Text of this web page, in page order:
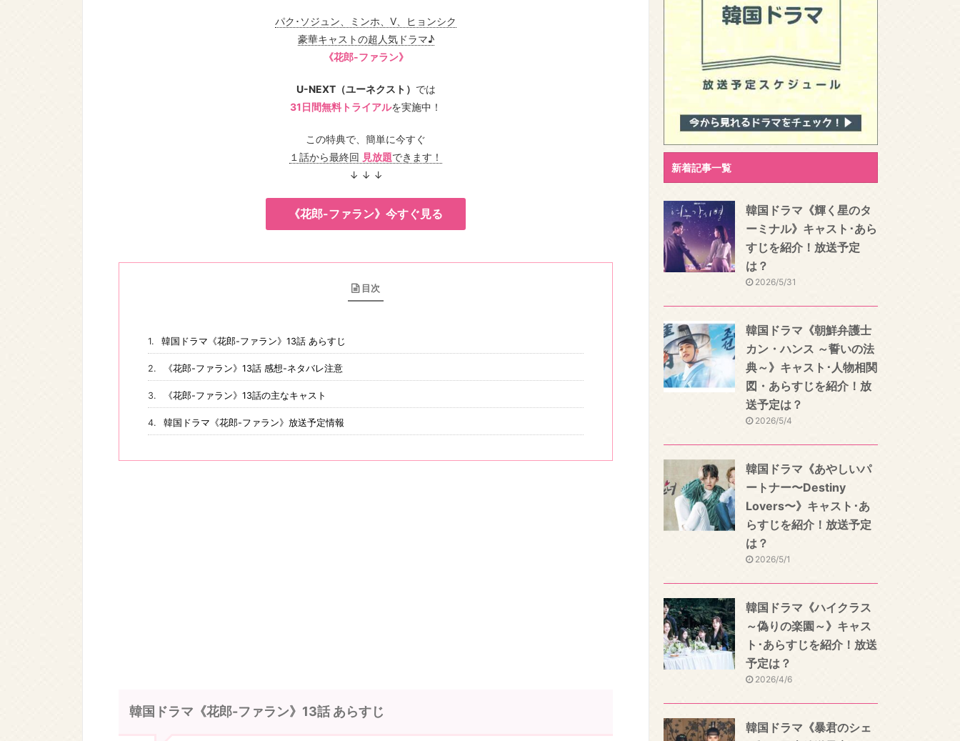
パク･ソジュン、ミンホ、V、ヒョンシク
豪華キャストの超人気ドラマ♪
《花郎-ファラン》
U-NEXT（ユーネクスト） では
31日間無料トライアルを実施中！
この特典で、簡単に今すぐ
１話から最終回 見放題できます！
↓ ↓ ↓
《花郎-ファラン》今すぐ見る
目次
韓国ドラマ《花郎-ファラン》13話 あらすじ
《花郎-ファラン》13話 感想-ネタバレ注意
《花郎-ファラン》13話の主なキャスト
韓国ドラマ《花郎-ファラン》放送予定情報
韓国ドラマ《花郎-ファラン》13話 あらすじ
新着記事一覧
韓国ドラマ《輝く星のタ
ーミナル》キャスト･あら
すじを紹介！放送予定
は？
2026/5/31
韓国ドラマ《朝鮮弁護士
カン・ハンス ～誓いの法
典～》キャスト･人物相関
図・あらすじを紹介！放
送予定は？
2026/5/4
韓国ドラマ《あやしいパ
ートナー〜Destiny
Lovers〜》キャスト･あ
らすじを紹介！放送予定
は？
2026/5/1
韓国ドラマ《ハイクラス
～偽りの楽園～》キャス
ト･あらすじを紹介！放送
予定は？
2026/4/6
韓国ドラマ《暴君のシェ